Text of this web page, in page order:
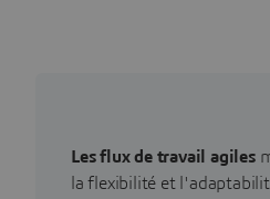
Les flux de travail agiles
la flexibilité et